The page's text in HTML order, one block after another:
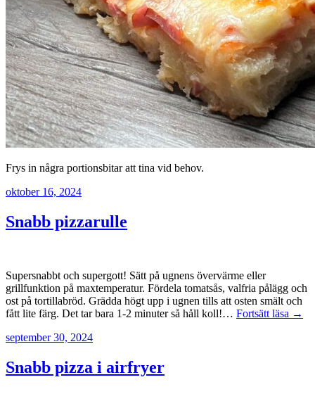
Frys in några portionsbitar att tina vid behov.
oktober 16, 2024
Snabb pizzarulle
Supersnabbt och supergott! Sätt på ugnens övervärme eller
grillfunktion på maxtemperatur. Fördela tomatsås, valfria pålägg och
ost på tortillabröd. Grädda högt upp i ugnen tills att osten smält och
fått lite färg. Det tar bara 1-2 minuter så håll koll!… Fortsätt läsa →
september 30, 2024
Snabb pizza i airfryer